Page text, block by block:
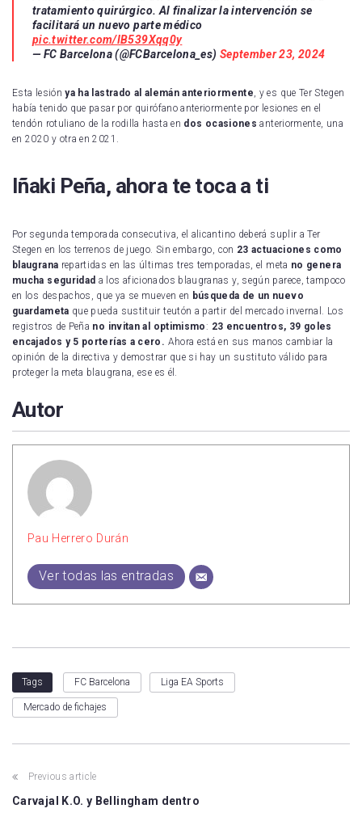
tratamiento quirúrgico. Al finalizar la intervención se
facilitará un nuevo parte médico
pic.twitter.com/IB539Xqq0y
— FC Barcelona (@FCBarcelona_es) September 23, 2024
Esta lesiónya ha lastrado al alemán anteriormente , y es que Ter Stegen
había tenido que pasar por quirófano anteriormente por lesiones en el
tendón rotuliano de la rodilla hasta en dos ocasiones anteriormente, una
en 2020 y otra en 2021.
Iñaki Peña, ahora te toca a ti
Por segunda temporada consecutiva, el alicantino deberá suplir a Ter
Stegen en los terrenos de juego. Sin embargo, con 23 actuaciones como
blaugrana repartidas en las últimas tres temporadas, el meta no genera
mucha seguridad a los aficionados blaugranas y, según parece, tampoco
en los despachos, que ya se mueven en búsqueda de un nuevo
guardameta que pueda sustituir teutón a partir del mercado invernal. Los
registros de Peña no invitan al optimismo : 23 encuentros, 39 goles
encajados y 5 porterías a cero. Ahora está en sus manos cambiar la
opinión de la directiva y demostrar que si hay un sustituto válido para
proteger la meta blaugrana, ese es él.
Autor
Pau Herrero Durán
Ver todas las entradas
Tags FC Barcelona Liga EA Sports
Mercado de fichajes
Previous article
Carvajal K.O. y Bellingham dentro